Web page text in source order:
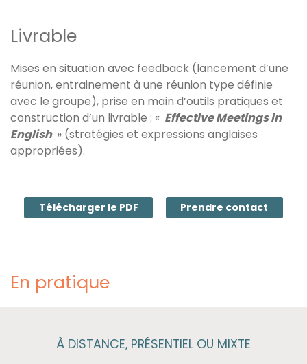
Livrable
Mises en situation avec feedback (lancement d’une
réunion, entrainement à une réunion type définie
avec le groupe), prise en main d’outils pratiques et
construction d’un livrable : « Effective Meetings in
English » (stratégies et expressions anglaises
appropriées).
Télécharger le PDF Prendre contact
En pratique
À DISTANCE, PRÉSENTIEL OU MIXTE